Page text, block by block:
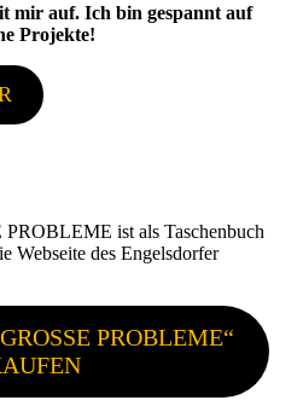
mir auf. Ich bin gespannt auf
Projekte!
ist als Taschenbuch
Webseite des Engelsdorfer
PROBLEME“